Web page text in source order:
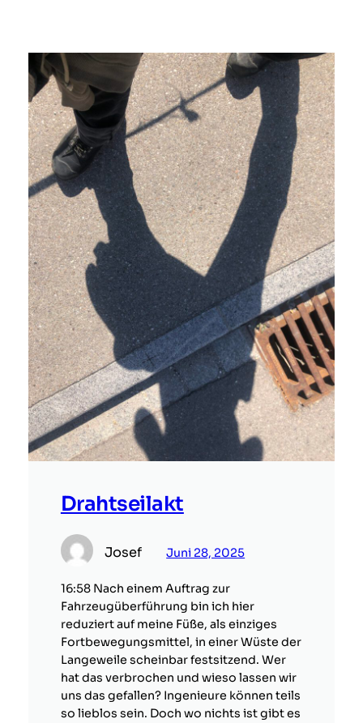
Drahtseilakt
Josef Juni 28, 2025
16:58 Nach einem Auftrag zur
Fahrzeugüberführung bin ich hier
reduziert auf meine Füße, als einziges
Fortbewegungsmittel, in einer Wüste der
Langeweile scheinbar festsitzend. Wer
hat das verbrochen und wieso lassen wir
uns das gefallen? Ingenieure können teils
so lieblos sein. Doch wo nichts ist gibt es